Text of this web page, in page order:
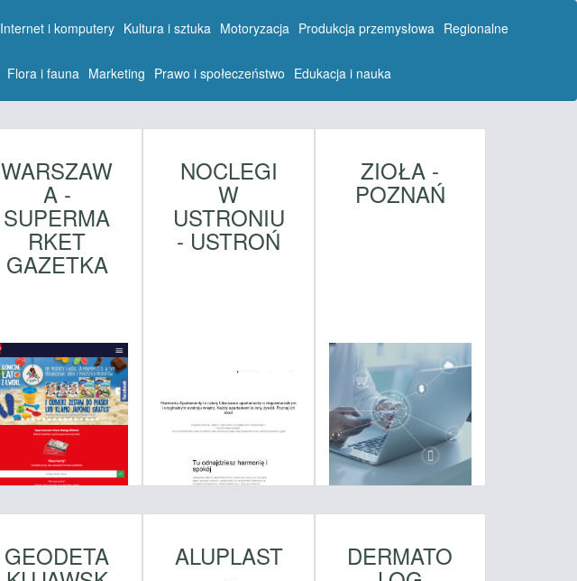
Internet i komputery Kultura i sztuka Motoryzacja Produkcja przemysłowa Regionalne
Flora i fauna Marketing Prawo i społeczeństwo Edukacja i nauka
WARSZAW
A -
SUPERMA
RKET
GAZETKA
NOCLEGI
W
USTRONIU
- USTROŃ
ZIOŁA -
POZNAŃ
GEODETA ALUPLAST DERMATO